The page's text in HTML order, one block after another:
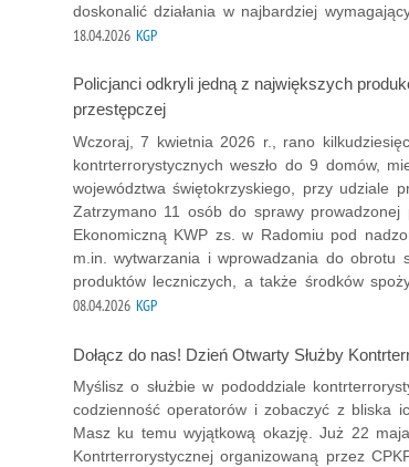
doskonalić działania w najbardziej
18.04.2026 KGP
Policjanci odkryli jedną z największych
przestępczej
Wczoraj, 7 kwietnia 2026 r., rano
kontrterrorystycznych weszło do 9 domów,
województwa świętokrzyskiego, przy udziale
Zatrzymano 11 osób do sprawy prowadzonej
Ekonomiczną KWP zs. w Radomiu pod
m.in. wytwarzania i wprowadzania do obrotu
produktów leczniczych, a także środków
08.04.2026 KGP
Dołącz do nas! Dzień Otwarty Służby
Myślisz o służbie w pododdziale
codzienność operatorów i zobaczyć z bliska
Masz ku temu wyjątkową okazję. Już 22
Kontrterrorystycznej organizowaną przez